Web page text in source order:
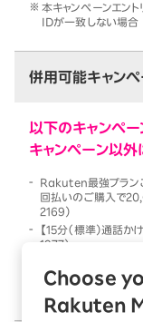
Choose
Rakuten
本キャンペーンエン
IDが一致しない場合
併用可能キャンペ
以下のキャンペ
キャンペーン以
Rakuten最強プラン
回払いのご購入で
2169）
【15分（標準）通話か
1977）
括払いもしくは24回